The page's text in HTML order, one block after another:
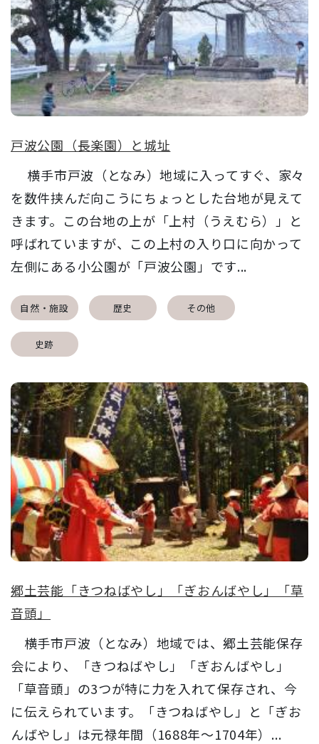
戸波公園（長楽園）と城址
横手市戸波（となみ）地域に入ってすぐ、家々
を数件挟んだ向こうにちょっとした台地が見えて
きます。この台地の上が「上村（うえむら）」と
呼ばれていますが、この上村の入り口に向かって
左側にある小公園が「戸波公園」です...
自然・施設 歴史 その他
史跡
郷土芸能「きつねばやし」「ぎおんばやし」「草
音頭」
横手市戸波（となみ）地域では、郷土芸能保存
会により、「きつねばやし」「ぎおんばやし」
「草音頭」の3つが特に力を入れて保存され、今
に伝えられています。「きつねばやし」と「ぎお
んばやし」は元禄年間（1688年～1704年）...